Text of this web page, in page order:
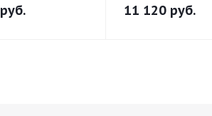
руб. 11 120 руб.